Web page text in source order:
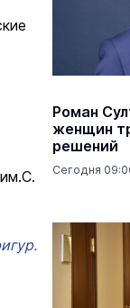
Роман
женщин
решений
Сегодня